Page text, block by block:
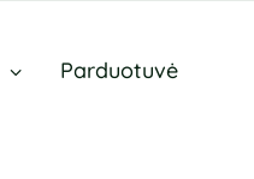
Parduotuvė